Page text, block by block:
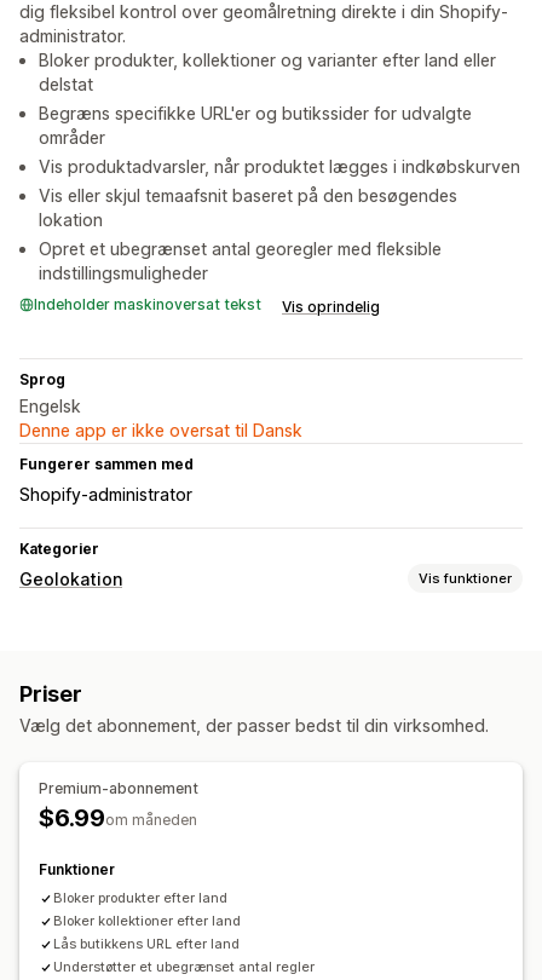
dig fleksibel kontrol over geomålretning direkte i din Shopify-
administrator.
Bloker produkter, kollektioner og varianter efter land eller
delstat
Begræns specifikke URL'er og butikssider for udvalgte
områder
Vis produktadvarsler, når produktet lægges i indkøbskurven
Vis eller skjul temaafsnit baseret på den besøgendes
lokation
Opret et ubegrænset antal georegler med fleksible
indstillingsmuligheder
Indeholder maskinoversat tekst Vis oprindelig
Sprog
Engelsk
Denne app er ikke oversat til Dansk
Fungerer sammen med
Shopify-administrator
Kategorier
Geolokation Vis funktioner
Indstillinger for tilpasning til lokale forhold
Priser
Vælg det abonnement, der passer bedst til din virksomhed.
Premium-abonnement
$6.99om måneden
Funktioner
Bloker produkter efter land
Bloker kollektioner efter land
Lås butikkens URL efter land
Understøtter et ubegrænset antal regler